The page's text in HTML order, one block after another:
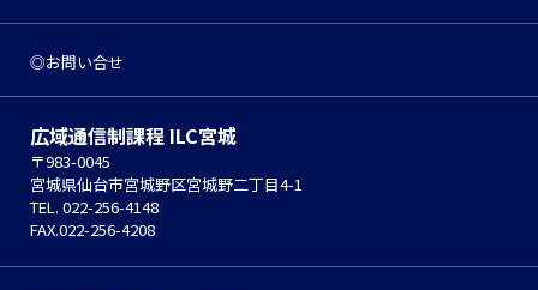
お問い合せ
広域通信制課程 ILC宮城
〒983-0045
宮城県仙台市宮城野区宮城野二丁目4-1
TEL. 022-256-4148
FAX.022-256-4208